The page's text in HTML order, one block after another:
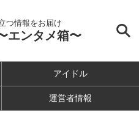
つ情報をお届け
エンタメ箱〜
アイドル
運営者情報